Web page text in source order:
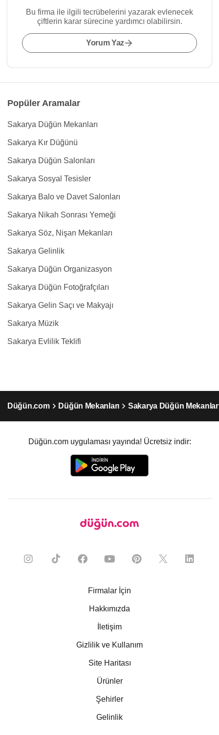
Bu firma ile ilgili tecrübelerini yazarak evlenecek
çiftlerin karar sürecine yardımcı olabilirsin.
Yorum Yaz
Popüler Aramalar
Sakarya Düğün Mekanları
Sakarya Kır Düğünü
Sakarya Düğün Salonları
Sakarya Sosyal Tesisler
Sakarya Balo ve Davet Salonları
Sakarya Nikah Sonrası Yemeği
Sakarya Söz, Nişan Mekanları
Sakarya Gelinlik
Sakarya Düğün Organizasyon
Sakarya Düğün Fotoğrafçıları
Sakarya Gelin Saçı ve Makyajı
Sakarya Müzik
Sakarya Evlilik Teklifi
Düğün.com Düğün Mekanları Sakarya Düğün
Düğün.com uygulaması yayında! Ücretsiz indir:
Firmalar İçin
Hakkımızda
İletişim
Gizlilik ve Kullanım
Site Haritası
Ürünler
Şehirler
Gelinlik